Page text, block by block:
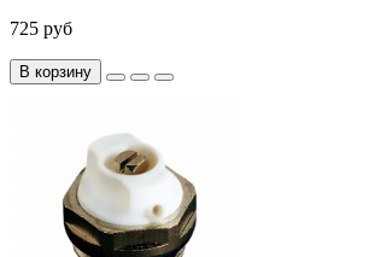
725 руб
В корзину